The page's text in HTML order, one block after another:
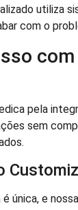
utiliza
com o
pela
sem
única, e